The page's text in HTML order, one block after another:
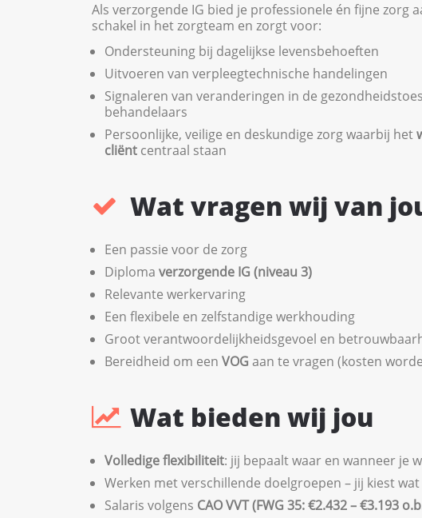
Als verzorgende IG bied je professionele én fijne zorg
schakel in het zorgteam en zorgt voor:
Ondersteuning bij dagelijkse levensbehoeften
Uitvoeren van verpleegtechnische handelingen
Signaleren van veranderingen in de
behandelaars
Persoonlijke, veilige en deskundige zorg waarbij het
cliënt centraal staan
Wat vragen wij van
Een passie voor de zorg
Diploma verzorgende IG (niveau 3)
Relevante werkervaring
Een flexibele en zelfstandige werkhouding
Groot verantwoordelijkheidsgevoel en
Bereidheid om een VOG aan te vragen (kosten
Wat bieden wij jou
Volledige flexibiliteit: jij bepaalt waar en wanneer je
Werken met verschillende doelgroepen – jij kiest
Salaris volgens CAO VVT (FWG 35: €2.432 – €3.193